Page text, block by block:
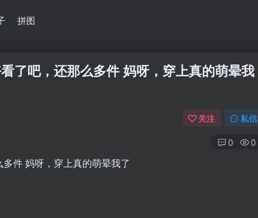
拼图
了吧，还那么多件 妈呀，穿上真的萌晕我
关注 私信
0 0
件 妈呀，穿上真的萌晕我了